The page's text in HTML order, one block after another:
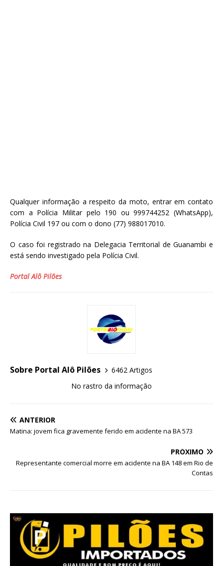
Qualquer informação a respeito da moto, entrar em contato
com a Polícia Militar pelo 190 ou 999744252 (WhatsApp),
Polícia Civil 197 ou com o dono (77) 988017010.
O caso foi registrado na Delegacia Territorial de Guanambi e
está sendo investigado pela Polícia Civil.
Portal Alô Pilões
Sobre Portal Alô Pilões
6462 Artigos
No rastro da informação
ANTERIOR
Matina: jovem fica gravemente ferido em acidente na BA 573
PRÓXIMO
Representante comercial morre em acidente na BA 148 em Rio de
Contas